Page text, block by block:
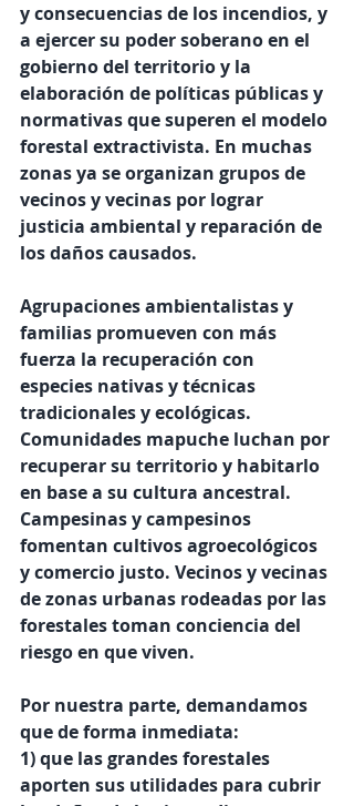
y consecuencias de los incendios, y
a ejercer su poder soberano en el
gobierno del territorio y la
elaboración de políticas públicas y
normativas que superen el modelo
forestal extractivista. En muchas
zonas ya se organizan grupos de
vecinos y vecinas por lograr
justicia ambiental y reparación de
los daños causados.
Agrupaciones ambientalistas y
familias promueven con más
fuerza la recuperación con
especies nativas y técnicas
tradicionales y ecológicas.
Comunidades mapuche luchan por
recuperar su territorio y habitarlo
en base a su cultura ancestral.
Campesinas y campesinos
fomentan cultivos agroecológicos
y comercio justo. Vecinos y vecinas
de zonas urbanas rodeadas por las
forestales toman conciencia del
riesgo en que viven.
Por nuestra parte, demandamos
que de forma inmediata:
1) que las grandes forestales
aporten sus utilidades para cubrir